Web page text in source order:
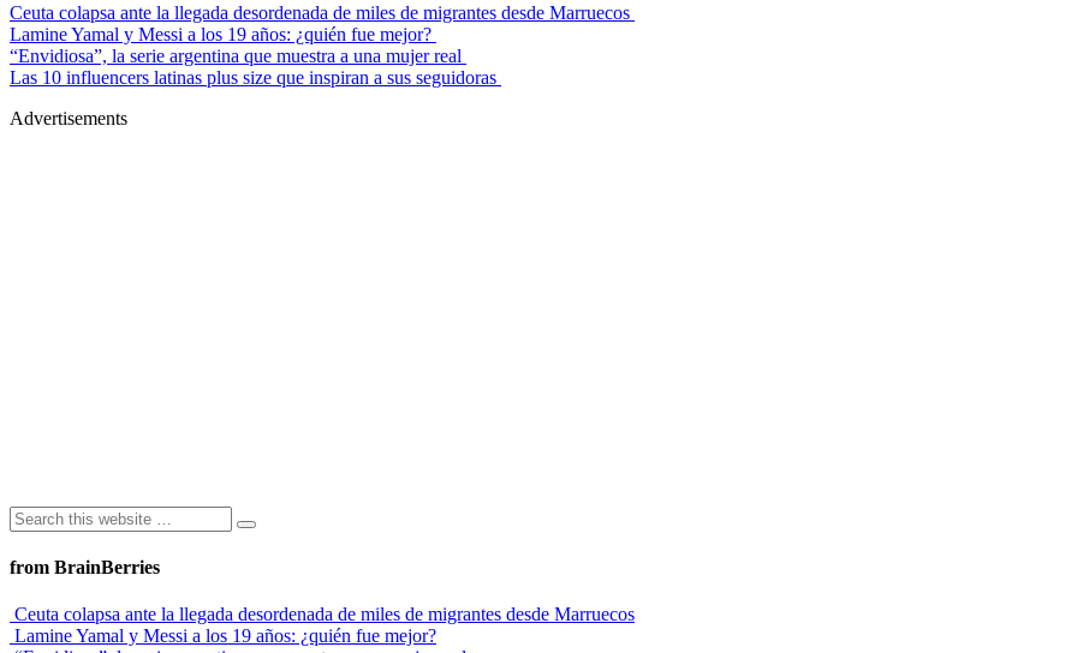
Ceuta colapsa ante la llegada desordenada de miles de migrantes desde Marruecos
Lamine Yamal y Messi a los 19 años: ¿quién fue mejor?
“Envidiosa”, la serie argentina que muestra a una mujer real
Las 10 influencers latinas plus size que inspiran a sus seguidoras
Advertisements
from BrainBerries
Ceuta colapsa ante la llegada desordenada de miles de migrantes desde Marruecos
Lamine Yamal y Messi a los 19 años: ¿quién fue mejor?